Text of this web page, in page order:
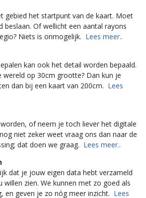
gebied het startpunt van de kaart. Moet
beslaan. Of wellicht een aantal rayons
Niets is onmogelijk. Lees meer..
kan ook het detail worden bepaald.
wereld op 30cm grootte? Dan kun je
dan bij een kaart van 200cm. Lees
of neem je toch liever het digitale
niet zeker weet vraag ons dan naar de
dat doen we graag. Lees meer..
dat je jouw eigen data hebt verzameld
willen zien. We kunnen met zo goed als
en geven je zo nóg meer inzicht. Lees